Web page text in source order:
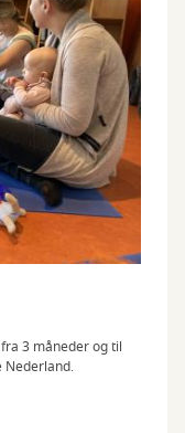
3 måneder og til
Nederland.